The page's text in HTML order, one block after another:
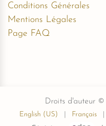
Conditions Générales
Mentions Légales
Page FAQ
Droits d'auteur
English (US) Français